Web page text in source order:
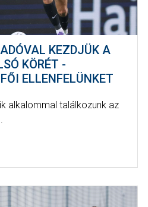
KEZDJÜK A
KÖRÉT -
ELLENFELÜNKET
alkalommal találkozunk az